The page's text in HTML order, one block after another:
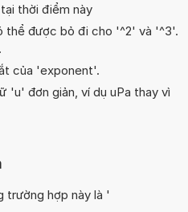
thời điểm này
được bỏ đi cho '^2' và '^3'.
của 'exponent'.
đơn giản, ví dụ uPa thay vì
trường hợp này là '